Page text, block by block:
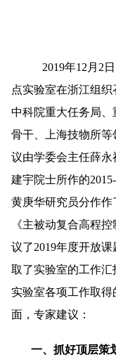
2019年12月2
点实验室在浙江组织
中科院重大任务局
骨干、上海技物所等
议由学委会主任薛
建宇院士所作的
黄庚华研究员分作
《主被动复合高程
议了2019年度开放
取了实验室的工作
实验室各项工作取
面，专家建议：
一、抓好顶层策